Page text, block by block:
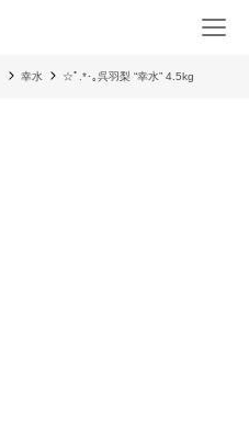
幸水 ☆ﾟ.*･｡呉羽梨 “幸水” 4.5kg